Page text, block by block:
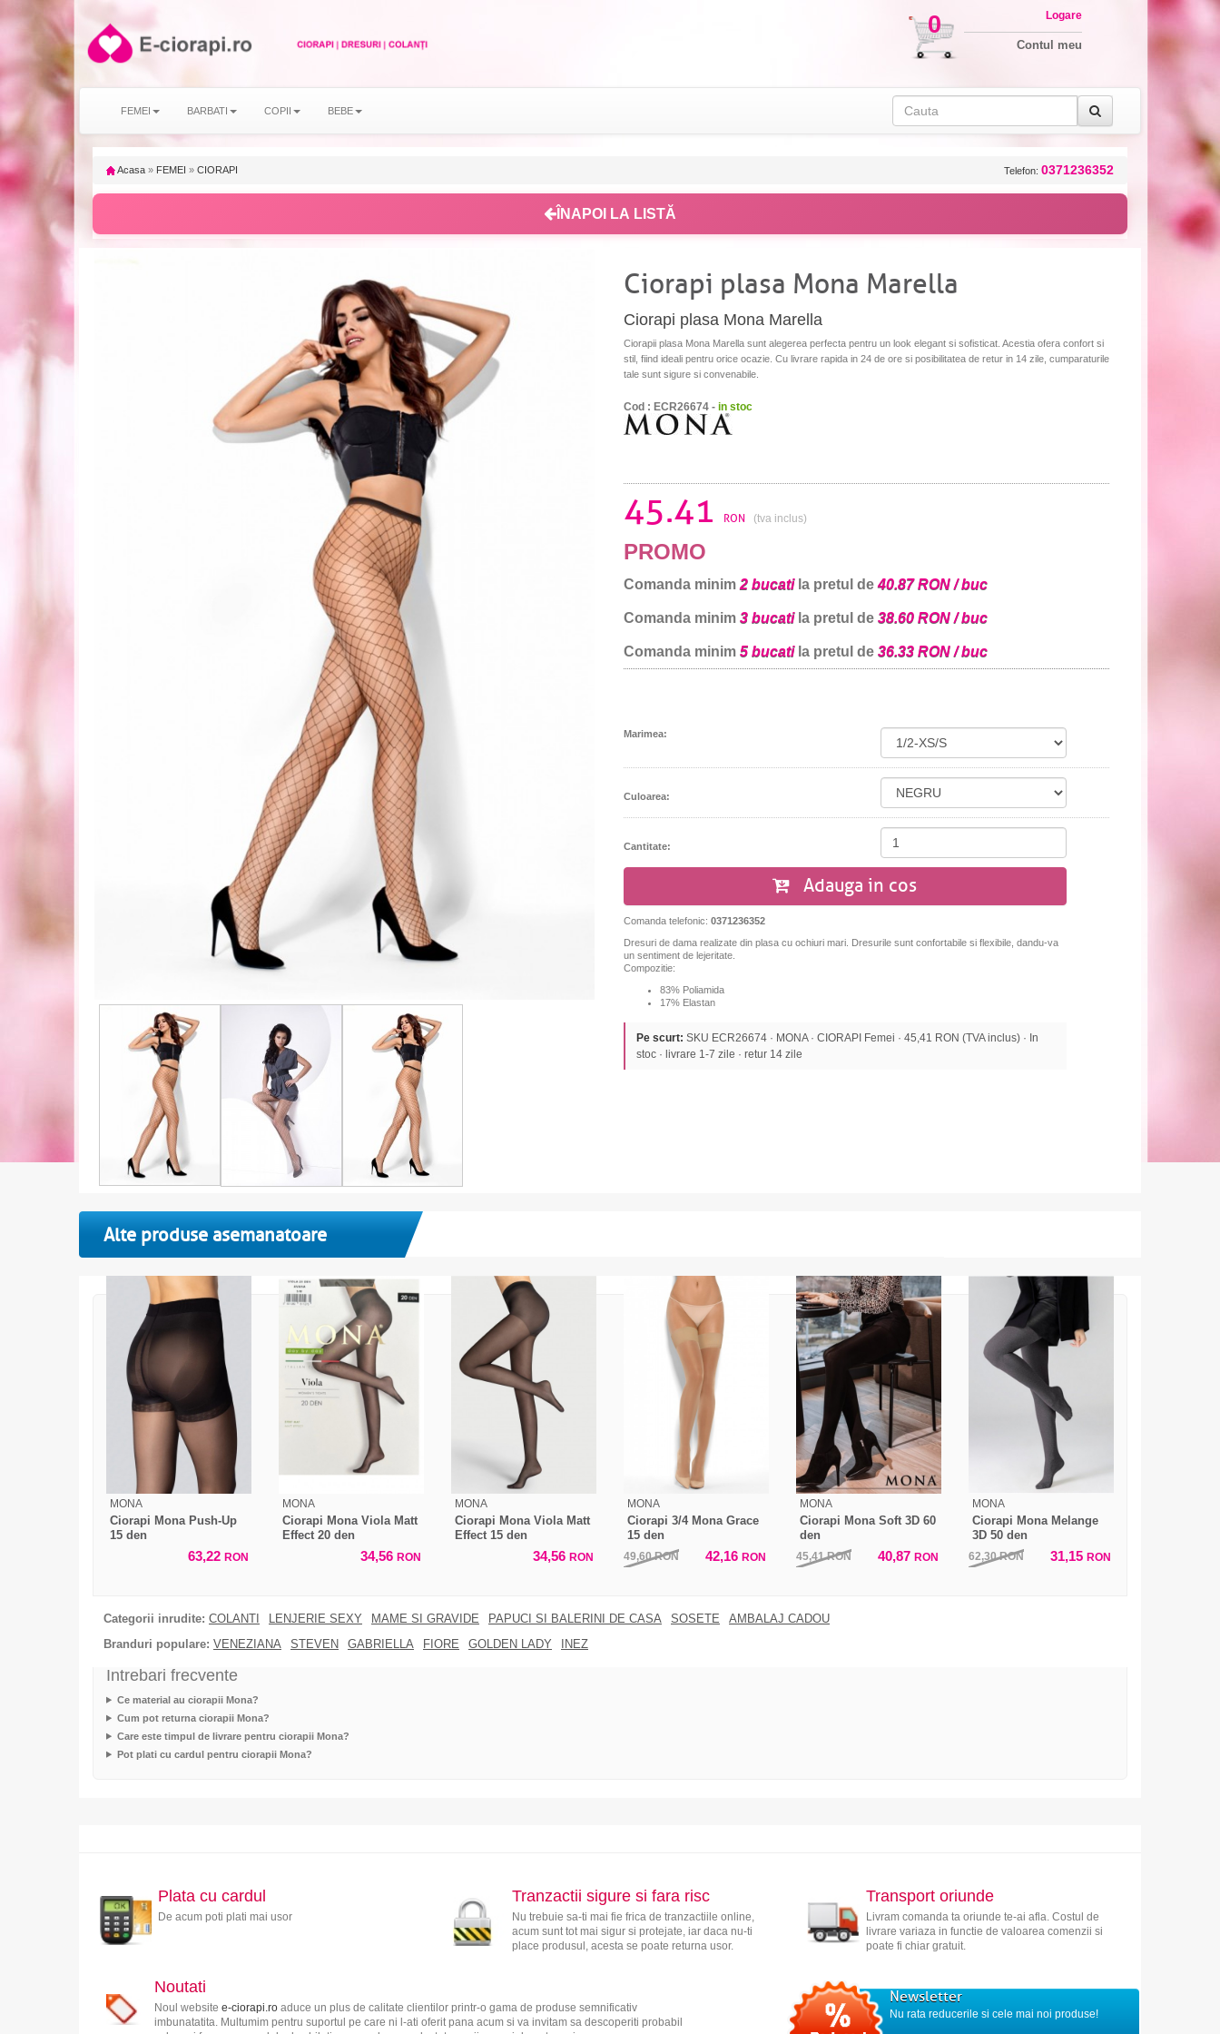
0 Logare
Contul meu
FEMEI BARBATI COPII BEBE
Acasa » FEMEI » CIORAPI Telefon: 0371236352
ÎNAPOI LA LISTĂ
Ciorapi plasa Mona Marella
Ciorapi plasa Mona Marella
Ciorapii plasa Mona Marella sunt alegerea perfecta pentru un look elegant si sofisticat. Acestia ofera confort si
stil, fiind ideali pentru orice ocazie. Cu livrare rapida in 24 de ore si posibilitatea de retur in 14 zile, cumparaturile
tale sunt sigure si convenabile.
Cod : ECR26674 - in stoc
45.41 RON (tva inclus)
PROMO
Comanda minim 2 bucatila pretul de40.87 RON / buc
Comanda minim 3 bucatila pretul de 38.60 RON / buc
Comanda minim 5 bucatila pretul de 36.33 RON / buc
Marimea:
Culoarea:
Cantitate:
Adauga in cos
Comanda telefonic: 0371236352
Dresuri de dama realizate din plasa cu ochiuri mari. Dresurile sunt confortabile si flexibile, dandu-va
un sentiment de lejeritate.
Compozitie:
83% Poliamida
17% Elastan
Pe scurt: SKU ECR26674 · MONA · CIORAPI Femei · 45,41 RON (TVA inclus) · In
stoc · livrare 1-7 zile · retur 14 zile
Alte produse asemanatoare
MONA
Ciorapi Mona Push-Up
15 den
63,22 RON
MONA
Ciorapi Mona Viola Matt
Effect 20 den
34,56 RON
MONA
Ciorapi Mona Viola Matt
Effect 15 den
34,56 RON
MONA
Ciorapi 3/4 Mona Grace
15 den
49,60RON 42,16 RON
MONA
Ciorapi Mona Soft 3D 60
den
45,41RON 40,87 RON
MONA
Ciorapi Mona Melange
3D 50 den
62,30RON 31,15 RON
Categorii inrudite: COLANTI LENJERIE SEXY MAME SI GRAVIDE PAPUCI SI BALERINI DE CASA SOSETE
AMBALAJ CADOU
Branduri populare: VENEZIANA STEVEN GABRIELLA FIORE GOLDEN LADY INEZ
Intrebari frecvente
Ce material au ciorapii Mona?
Cum pot returna ciorapii Mona?
Care este timpul de livrare pentru ciorapii Mona?
Pot plati cu cardul pentru ciorapii Mona?
Plata cu cardul
De acum poti plati mai usor
Tranzactii sigure si fara risc
Nu trebuie sa-ti mai fie frica de tranzactiile online,
acum sunt tot mai sigur si protejate, iar daca nu-ti
place produsul, acesta se poate returna usor.
Transport oriunde
Livram comanda ta oriunde te-ai afla. Costul de
livrare variaza in functie de valoarea comenzii si
poate fi chiar gratuit.
Noutati
Noul website e-ciorapi.roaduce un plus de calitate clientilor printr-o gama de produse semnificativ
imbunatatita. Multumim pentru suportul pe care ni l-ati oferit pana acum si va invitam sa descoperiti probabil
Newsletter
Nu rata reducerile si cele mai noi produse!